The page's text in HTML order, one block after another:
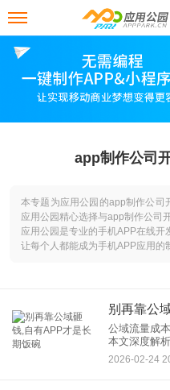
app制作公司
本专题为应用公园的app制作公司
应用公园精心选择与app制作公司
应用公园是专业的手机APP在线开
让每个人都能成为手机APP应用的
别再靠公
公域流量成
本文深度解
通过低成本
2026-02-24